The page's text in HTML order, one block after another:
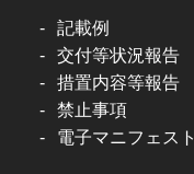
記載例
交付等状況報告
措置内容等報告
禁止事項
電子マニフェスト